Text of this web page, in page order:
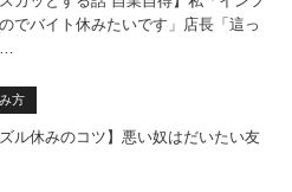
でバイト休みたいです」店長「這っ
方
ズル休みのコツ】悪い奴はだいたい友